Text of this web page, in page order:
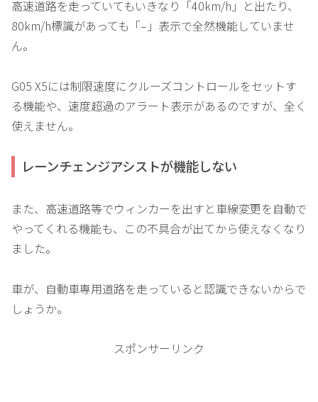
高速道路を走っていてもいきなり「40km/h」と出たり、
80km/h標識があっても「–」表示で全然機能していませ
ん。
G05 X5には制限速度にクルーズコントロールをセットす
る機能や、速度超過のアラート表示があるのですが、全く
使えません。
レーンチェンジアシストが機能しない
また、高速道路等でウィンカーを出すと車線変更を自動で
やってくれる機能も、この不具合が出てから使えなくなり
ました。
車が、自動車専用道路を走っていると認識できないからで
しょうか。
スポンサーリンク